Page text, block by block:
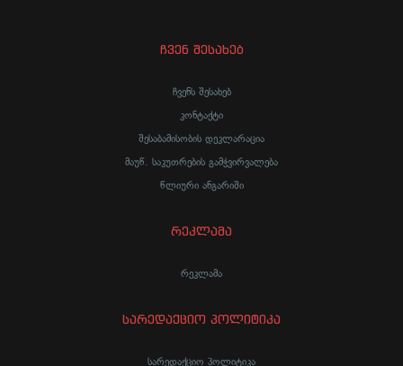
ჩვენ შესახებ
ჩვენს შესახებ
კონტაქტი
შესაბამისობის დეკლარაცია
მაუწ. საკუთრების გამჭვირვალება
წლიური ანგარიში
რეკლამა
რეკლამა
სარედაქციო პოლიტიკა
სარედაქციო პოლიტიკა